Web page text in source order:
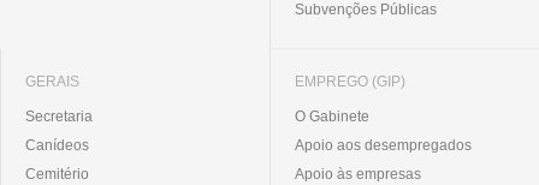
Subvenções Públicas
GERAIS
Secretaria
Canídeos
Cemitério
EMPREGO (GIP)
O Gabinete
Apoio aos desempregados
Apoio às empresas